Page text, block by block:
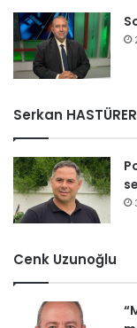
Serkan HASTÜRER
Cenk Uzunoğlu